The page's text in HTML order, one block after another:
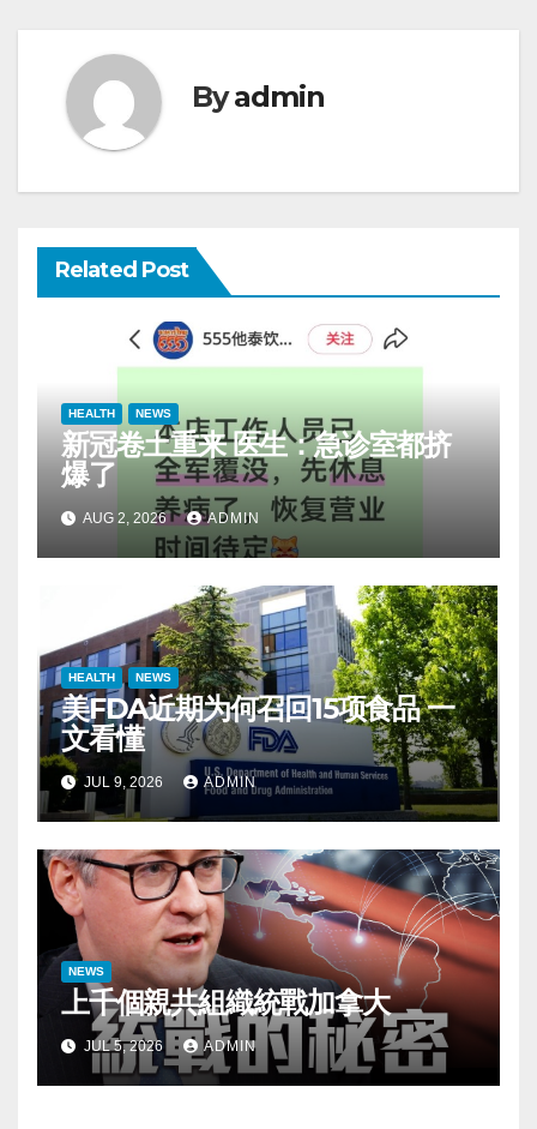
Byadmin
Related Post
HEALTH NEWS
新冠卷土重来 医生：急诊室都挤
爆了
AUG 2, 2026 ADMIN
HEALTH NEWS
美FDA近期为何召回15项食品 一
文看懂
JUL 9, 2026 ADMIN
NEWS
上千個親共組織統戰加拿大
JUL 5, 2026 ADMIN